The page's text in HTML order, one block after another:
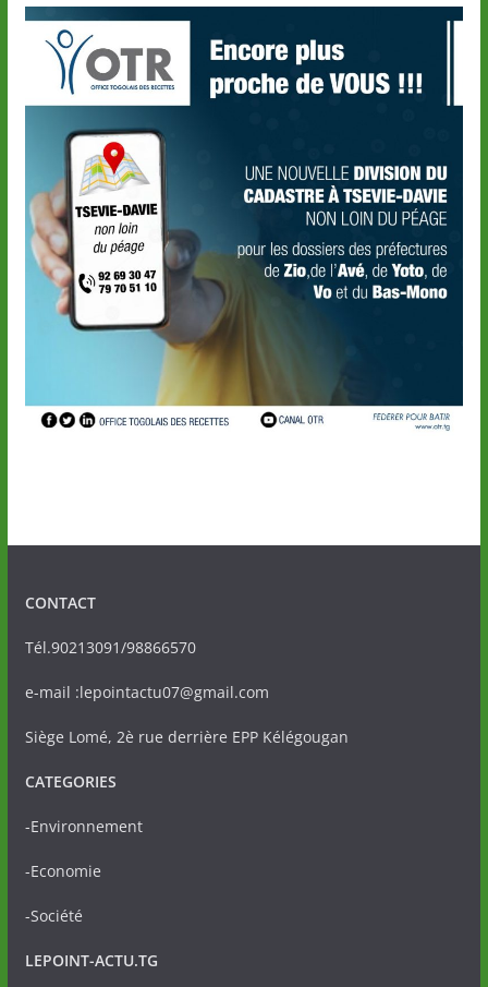
CONTACT
Tél.90213091/98866570
e-mail :lepointactu07@gmail.com
Siège Lomé, 2è rue derrière EPP Kélégougan
CATEGORIES
-Environnement
-Economie
-Société
LEPOINT-ACTU.TG